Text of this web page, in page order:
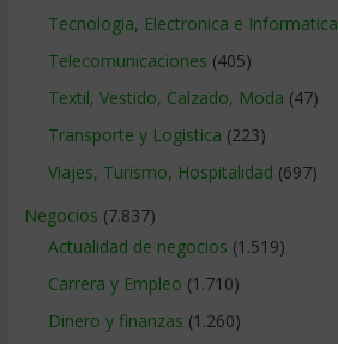
Tecnologia, Electronica e Informatica
Telecomunicaciones (405)
Textil, Vestido, Calzado, Moda (47)
Transporte y Logistica (223)
Viajes, Turismo, Hospitalidad (697)
Negocios (7.837)
Actualidad de negocios (1.519)
Carrera y Empleo (1.710)
Dinero y finanzas (1.260)